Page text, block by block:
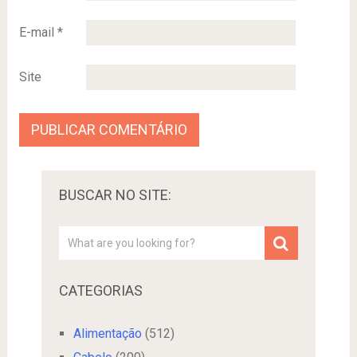
E-mail *
Site
BUSCAR NO SITE:
CATEGORIAS
Alimentação (512)